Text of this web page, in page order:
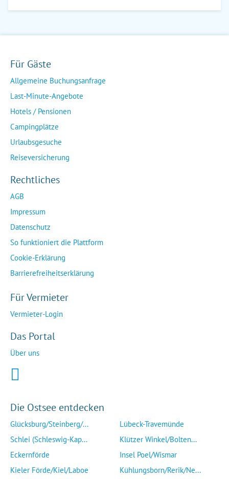
Für Gäste
Allgemeine Buchungsanfrage
Last-Minute-Angebote
Hotels / Pensionen
Campingplätze
Urlaubsgesuche
Reiseversicherung
Rechtliches
AGB
Impressum
Datenschutz
So funktioniert die Plattform
Cookie-Erklärung
Barrierefreiheitserklärung
Für Vermieter
Vermieter-Login
Das Portal
Über uns
Die Ostsee entdecken
Glücksburg/Steinberg/...
Schlei (Schleswig-Kap...
Eckernförde
Kieler Förde/Kiel/Laboe
Lübeck-Travemünde
Klützer Winkel/Bolten...
Insel Poel/Wismar
Kühlungsborn/Rerik/Ne...